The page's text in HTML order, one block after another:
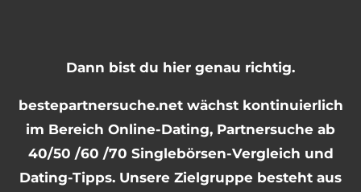
Dann bist du hier genau richtig.
bestepartnersuche.net wächst kontinuierlich
im Bereich Online-Dating, Partnersuche ab
40/50 /60 /70 Singlebörsen-Vergleich und
Dating-Tipps. Unsere Zielgruppe besteht aus